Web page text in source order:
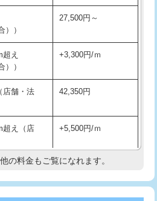
ラップ
22,000円+材料費
11,000円+材料費
13,200円
岐水栓） 16,500円
座） 22,000円
温水洗浄便
22,000円
））
27,500円～
え
））
+3,300円/ｍ
店舗・法
42,350円
え（店
+5,500円/ｍ
現地調査
の料金もご覧になれます。